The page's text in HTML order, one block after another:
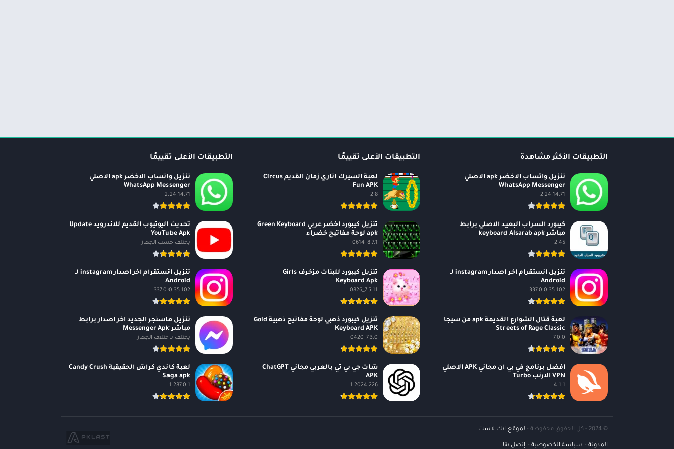
التطبيقات الأعلى تقييمًا
تنزيل واتساب الاخضر apk الاصلي
WhatsApp Messenger
2.24.14.71
تحديث اليوتيوب القديم للاندرويد Update
YouTube Apk
يختلف حسب الجهاز
تنزيل انستقرام اخر اصدار instagram لـ
Android
337.0.0.35.102
تنزيل ماسنجر الجديد اخر اصدار برابط
مباشر Messenger Apk
يختلف باختلاف الجهاز
لعبة كاندي كراش الحقيقية Candy Crush
Saga apk
1.287.0.1
التطبيقات الأعلى تقييمًا
لعبة السيرك اتاري زمان القديم Circus
Fun APK
2.8
تنزيل كيبورد اخضر عربي Green Keyboard
apk لوحة مفاتيح خضراء
8.7.1_0614
تنزيل كيبورد للبنات مزخرف Girls
Keyboard Apk
7.5.11_0826
تنزيل كيبورد ذهبي لوحة مفاتيح ذهبية Gold
Keyboard APK
7.3.0_0420
شات جي بي تي بالعربي مجاني ChatGPT
APK
1.2024.226
التطبيقات الأكثر مشاهدة
تنزيل واتساب الاخضر apk الاصلي
WhatsApp Messenger
2.24.14.71
كيبورد السراب البعيد الاصلي برابط
مباشر keyboard Alsarab apk
2.45
تنزيل انستقرام اخر اصدار instagram لـ
Android
337.0.0.35.102
لعبة قتال الشوارع القديمة apk من سيجا
Streets of Rage Classic
7.0.0
افضل برنامج في بي ان مجاني APK الاصلي
VPN الارنب Turbo
4.1.1
© 2024 - كل الحقوق محفوظة - لموقع ابك لاست
المدونة سياسة الخصوصية إتصل بنا